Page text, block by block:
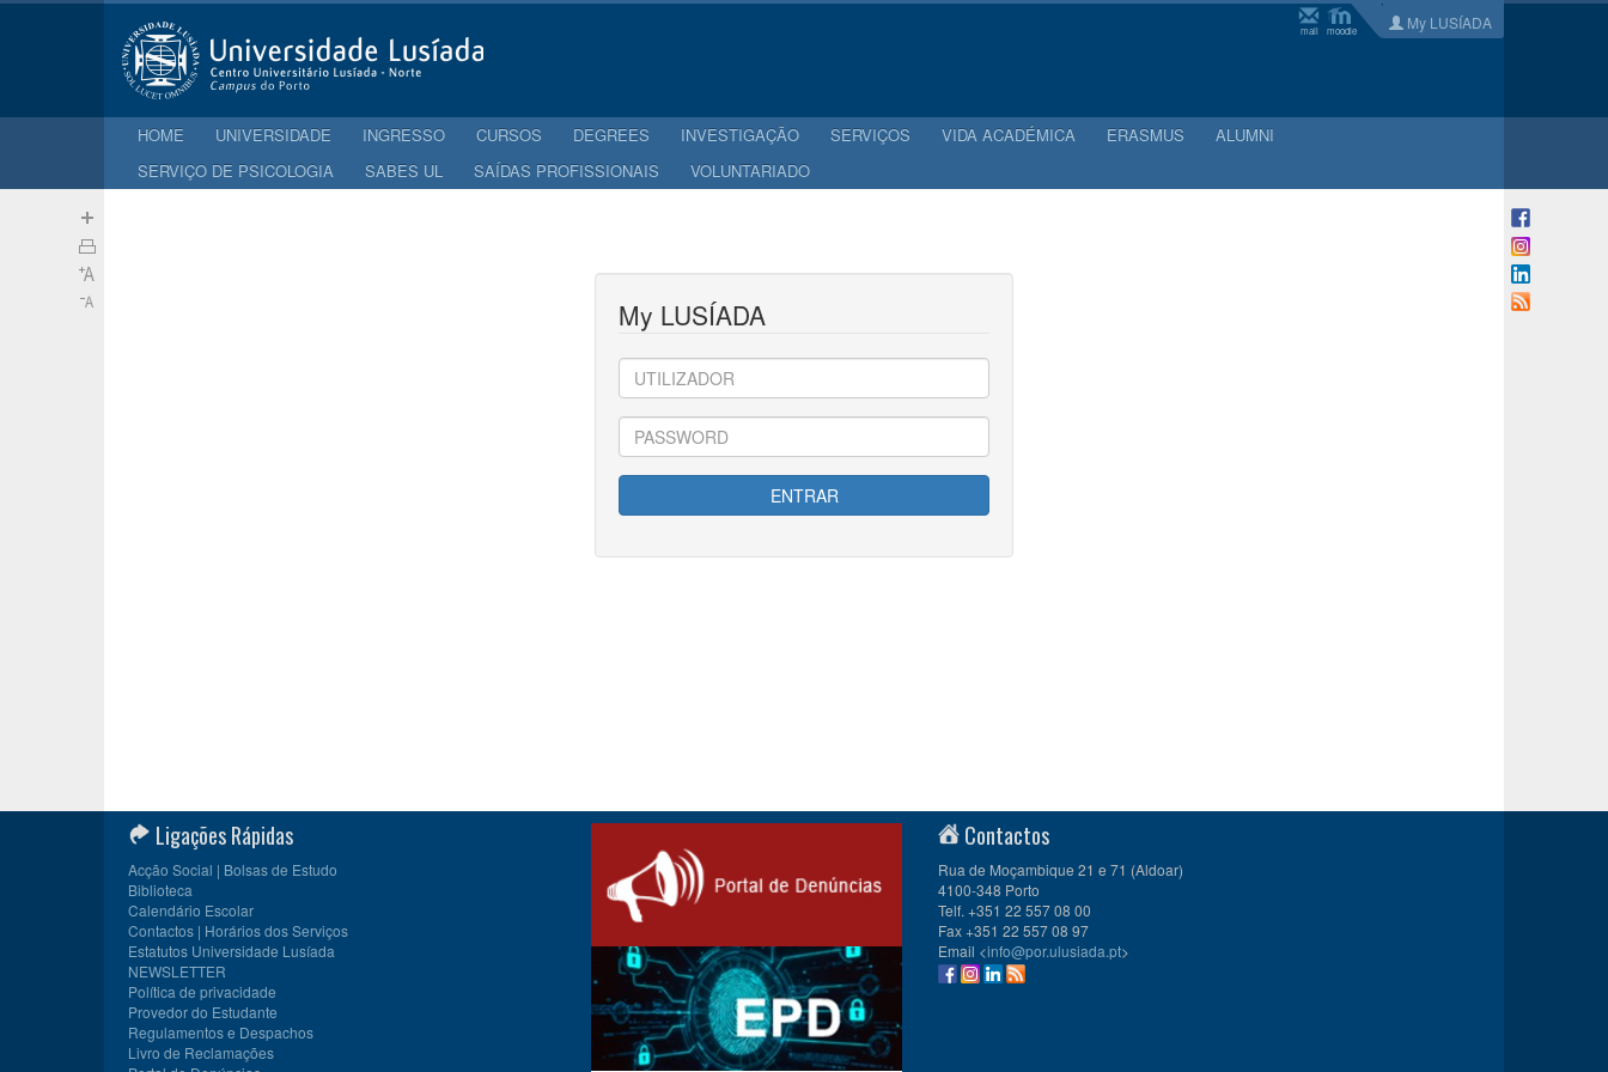
mail moodle My LUSÍADA
HOME UNIVERSIDADE INGRESSO CURSOS DEGREES INVESTIGAÇÃO SERVIÇOS VIDA ACADÉMICA ERASMUS
ALUMNI
SERVIÇO DE PSICOLOGIA
SABES UL SAÍDAS PROFISSIONAIS VOLUNTARIADO
My LUSÍADA
Ligações Rápidas
Acção Social | Bolsas de Estudo
Biblioteca
Calendário Escolar
Contactos | Horários dos Serviços
Estatutos Universidade Lusíada
NEWSLETTER
Política de privacidade
Provedor do Estudante
Regulamentos e Despachos
Livro de Reclamações
Contactos
Rua de Moçambique 21 e 71 (Aldoar)
4100-348 Porto
Telf. +351 22 557 08 00
Fax +351 22 557 08 97
Email <info@por.ulusiada.pt>